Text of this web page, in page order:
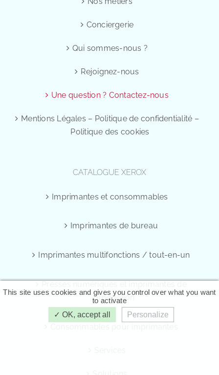
Conciergerie
Qui sommes-nous ?
Rejoignez-nous
Une question ? Contactez-nous
Mentions Légales – Politique de confidentialité –
Politique des cookies
CATALOGUE XEROX
Imprimantes et consommables
Imprimantes de bureau
Imprimantes multifonctions / tout-en-un
production
This site uses cookies and gives you control over what you want
to activate
OK, accept all
Personalize